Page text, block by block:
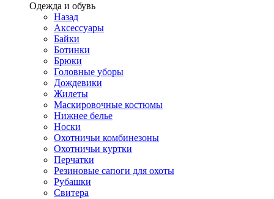
Одежда и обувь
Назад
Аксессуары
Байки
Ботинки
Брюки
Головные уборы
Дождевики
Жилеты
Маскировочные костюмы
Нижнее белье
Носки
Охотничьи комбинезоны
Охотничьи куртки
Перчатки
Резиновые сапоги для охоты
Рубашки
Свитера